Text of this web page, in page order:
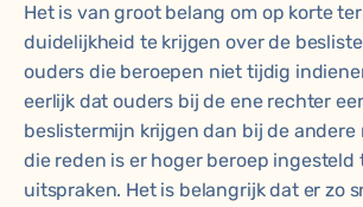
Het is van groot belang om op korte
duidelijkheid te krijgen over de
ouders die beroepen niet tijdig
eerlijk dat ouders bij de ene rechter
beslistermijn krijgen dan bij de andere
die reden is er hoger beroep ingesteld
uitspraken. Het is belangrijk dat er zo